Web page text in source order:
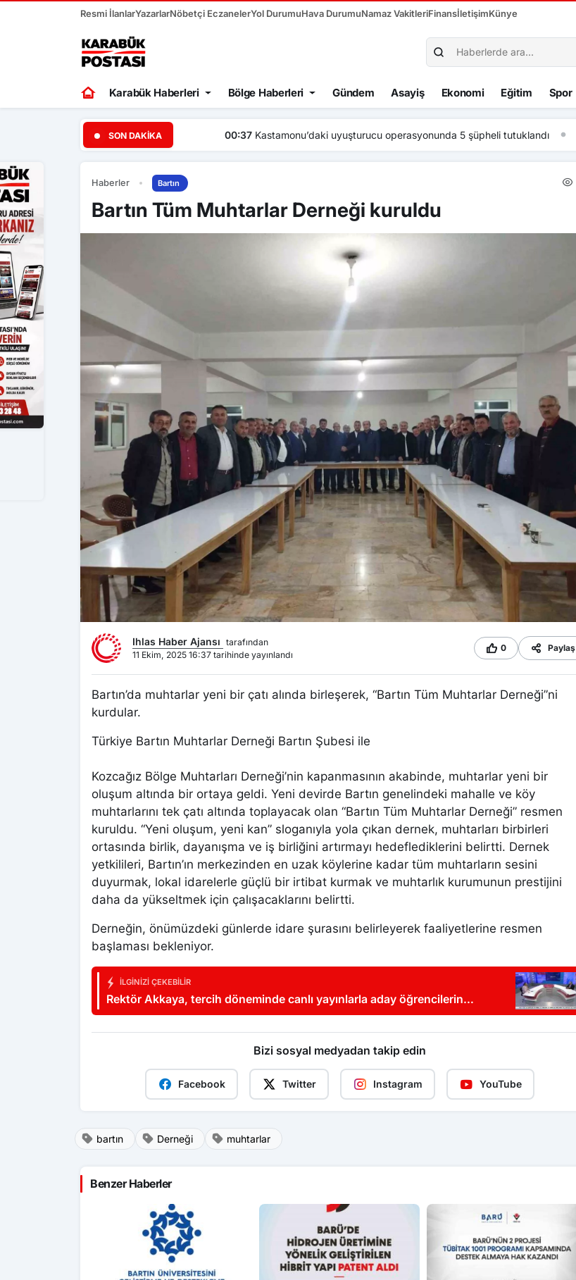
Resmi İlanlarYazarlarNöbetçi EczanelerYol DurumuHava DurumuNamaz VakitleriFinansİletişimKünye
Karabük Haberleri Bölge Haberleri Gündem Asayiş Ekonomi Eğitim Spor
SON DAKIKA Kastamonu’daki uyuşturucu operasyonunda 5 şüpheli tutuklandı
Haberler Bartın
Bartın Tüm Muhtarlar Derneği kuruldu
Ihlas Haber Ajansı tarafından
11 Ekim, 2025 16:37 tarihinde yayınlandı
0 Paylaş
Bartın’da muhtarlar yeni bir çatı alında birleşerek, “Bartın Tüm Muhtarlar Derneği”ni
kurdular.
Türkiye Bartın Muhtarlar Derneği Bartın Şubesi ile
Kozcağız Bölge Muhtarları Derneği’nin kapanmasının akabinde, muhtarlar yeni bir
oluşum altında bir ortaya geldi. Yeni devirde Bartın genelindeki mahalle ve köy
muhtarlarını tek çatı altında toplayacak olan “Bartın Tüm Muhtarlar Derneği” resmen
kuruldu. “Yeni oluşum, yeni kan” sloganıyla yola çıkan dernek, muhtarları birbirleri
ortasında birlik, dayanışma ve iş birliğini artırmayı hedeflediklerini belirtti. Dernek
yetkilileri, Bartın’ın merkezinden en uzak köylerine kadar tüm muhtarların sesini
duyurmak, lokal idarelerle güçlü bir irtibat kurmak ve muhtarlık kurumunun prestijini
daha da yükseltmek için çalışacaklarını belirtti.
Derneğin, önümüzdeki günlerde idare şurasını belirleyerek faaliyetlerine resmen
başlaması bekleniyor.
İLGINIZI ÇEKEBILIR
Rektör Akkaya, tercih döneminde canlı yayınlarla aday öğrencilerin
yanında oluyor
Bizi sosyal medyadan takip edin
Facebook Twitter Instagram YouTube
bartın Derneği muhtarlar
Benzer Haberler